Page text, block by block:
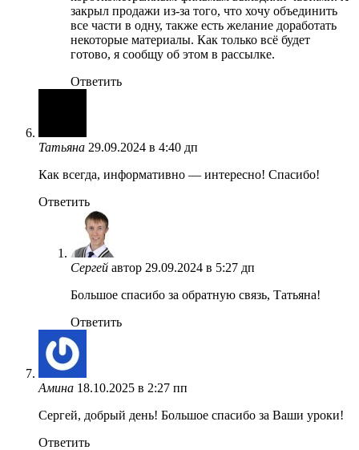
закрыл продажи из-за того, что хочу объединить
все части в одну, также есть желание доработать
некоторые материалы. Как только всё будет
готово, я сообщу об этом в рассылке.
Ответить
Татьяна 29.09.2024 в 4:40 дп
Как всегда, информативно — интересно! Спасибо!
Ответить
Сергей автор 29.09.2024 в 5:27 дп
Большое спасибо за обратную связь, Татьяна!
Ответить
Амина 18.10.2025 в 2:27 пп
Сергей, добрый день! Большое спасибо за Ваши уроки!
Ответить